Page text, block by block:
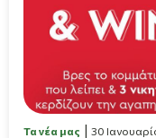
Τα νέα μας 30